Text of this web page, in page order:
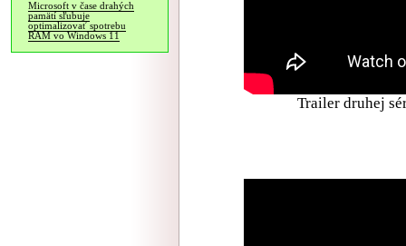
Microsoft v čase drahých
pamätí sľubuje
optimalizovať spotrebu
RAM vo Windows 11
Trailer druhej